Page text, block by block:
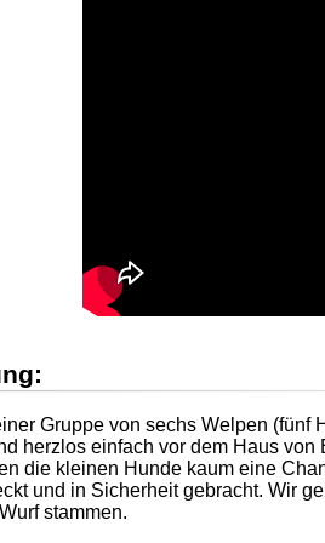
Gruppe von sechs Welpen (fünf
herzlos einfach vor dem Haus von
die kleinen Hunde kaum eine
und in Sicherheit gebracht. Wir
stammen.